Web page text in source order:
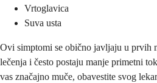
Vrtoglavica
Suva usta
Ovi simptomi se obično javljaju u prvih
lečenja i često postaju manje primetni
vas značajno muče, obavestite svog